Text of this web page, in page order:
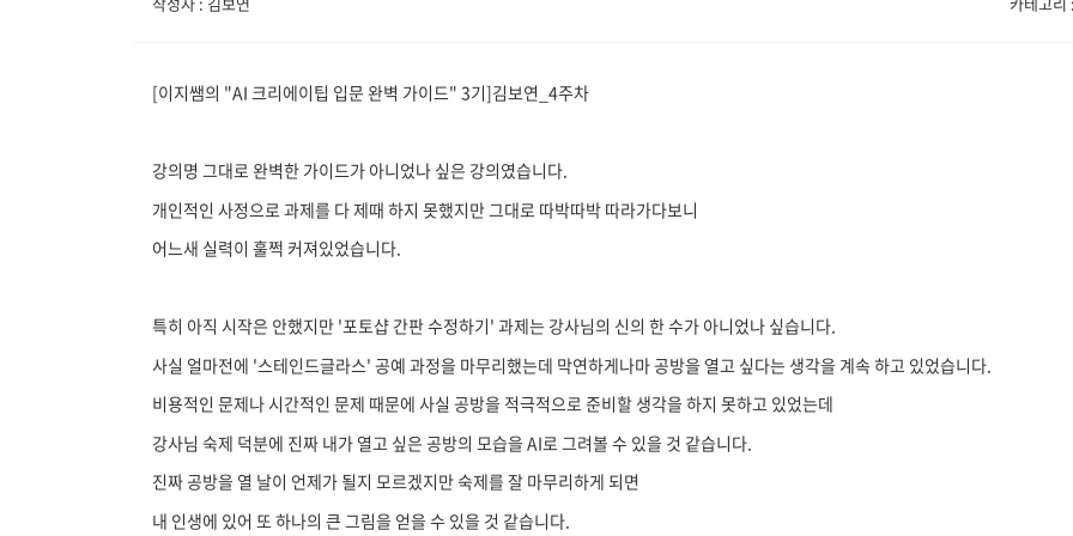
[이지쌤의 "AI 크리에이팁 입문 완벽 가이드" 3기]김보연_4주차
강의명 그대로 완벽한 가이드가 아니었나 싶은 강의였습니다.
개인적인 사정으로 과제를 다 제때 하지 못했지만 그대로 따박따박 따라가다보니
어느새 실력이 훌쩍 커져있었습니다.
특히 아직 시작은 안했지만 '포토샵 간판 수정하기' 과제는 강사님의 신의 한 수가 아니었나 싶습니다.
사실 얼마전에 '스테인드글라스' 공예 과정을 마무리했는데 막연하게나마 공방을 열고 싶다는 생각을 계속 하고 있었습니다.
비용적인 문제나 시간적인 문제 때문에 사실 공방을 적극적으로 준비할 생각을 하지 못하고 있었는데
강사님 숙제 덕분에 진짜 내가 열고 싶은 공방의 모습을 AI로 그려볼 수 있을 것 같습니다.
진짜 공방을 열 날이 언제가 될지 모르겠지만 숙제를 잘 마무리하게 되면
내 인생에 있어 또 하나의 큰 그림을 얻을 수 있을 것 같습니다.